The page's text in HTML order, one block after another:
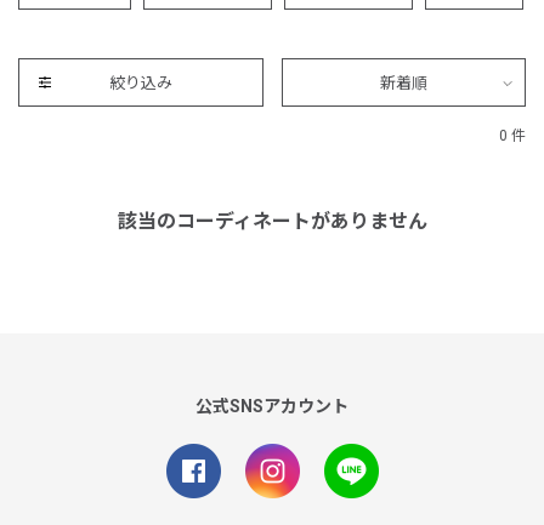
絞り込み 新着順
0 件
該当のコーディネートがありません
公式SNSアカウント